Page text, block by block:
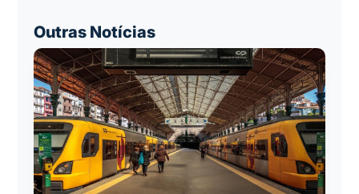
Outras Notícias